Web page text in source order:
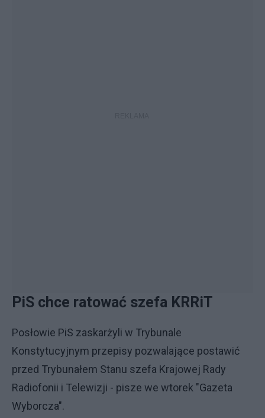
PiS chce ratować szefa KRRiT
Posłowie PiS zaskarżyli w Trybunale
Konstytucyjnym przepisy pozwalające postawić
przed Trybunałem Stanu szefa Krajowej Rady
Radiofonii i Telewizji - pisze we wtorek "Gazeta
Wyborcza".